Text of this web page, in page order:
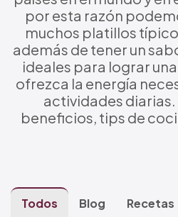
por esta razón
muchos platillos
además de tener un
ideales para lograr
ofrezca la energía
actividades
beneficios, tips de
Todos Blog Recetas